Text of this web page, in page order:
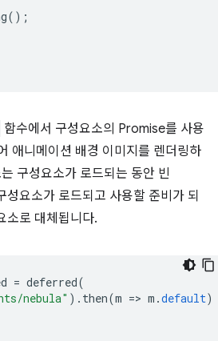
();
함수에서 구성요소의 Promise를 사용
애니메이션 배경 이미지를 렌더링하
구성요소가 로드되는 동안 빈
성요소가 로드되고 사용할 준비가 되
소로 대체됩니다.
= deferred(
nebula" ). then(m => m .default)